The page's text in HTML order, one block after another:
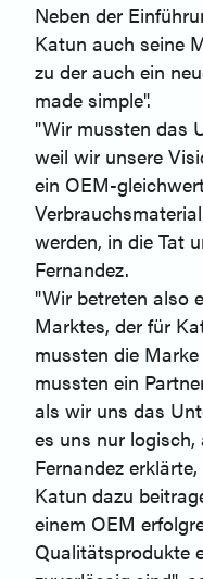
Neben der
Katun auch seine
zu der auch ein
made simple".
"Wir mussten das
weil wir unsere
ein OEM-
werden, in die Tat
Fernandez.
"Wir betreten also
Marktes, der für
mussten die
mussten ein
als wir uns das
es uns nur
Fernandez
Katun dazu
einem OEM
Qualitätsprodukte